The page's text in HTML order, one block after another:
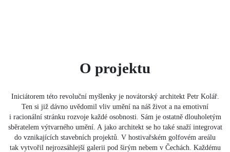
O projektu
Iniciátorem této revoluční myšlenky je novátorský architekt Petr Kolář.
Ten si již dávno uvědomil vliv umění na náš život a na emotivní
i racionální stránku rozvoje každé osobnosti. Sám je ostatně dlouholetým
sběratelem výtvarného umění. A jako architekt se ho také snaží integrovat
do vznikajících stavebních projektů. V hostivařském golfovém areálu
tak vytvořil nejrozsáhlejší galerii pod širým nebem v Čechách. Každému